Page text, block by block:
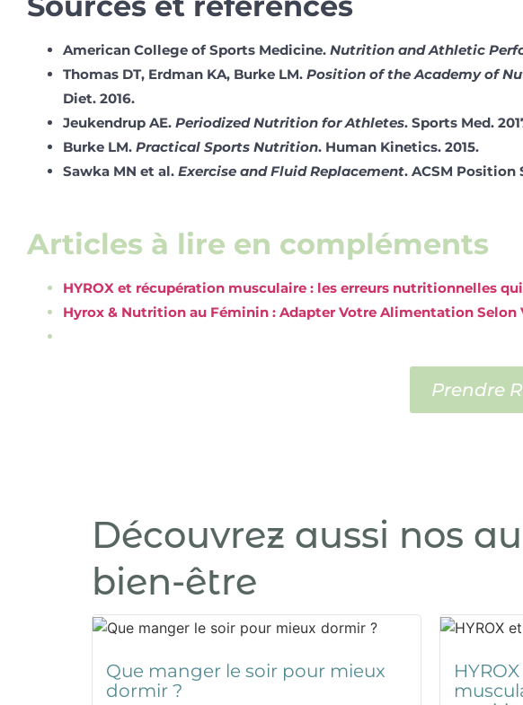
American College of Sports Medicine. Nutrition and Athletic
Thomas DT, Erdman KA, Burke LM. Position of the Academy of
Diet. 2016.
Jeukendrup AE. Periodized Nutrition for Athletes. Sports Med.
Burke LM. Practical Sports Nutrition. Human Kinetics. 2015.
Sawka MN et al. Exercise and Fluid Replacement. ACSM Position
Articles à lire en compléments
HYROX et récupération musculaire : les erreurs nutritionnelles
Hyrox & Nutrition au Féminin : Adapter Votre Alimentation Selon
Prendre
Découvrez aussi nos
bien-être
Que manger le soir pour mieux
dormir ?